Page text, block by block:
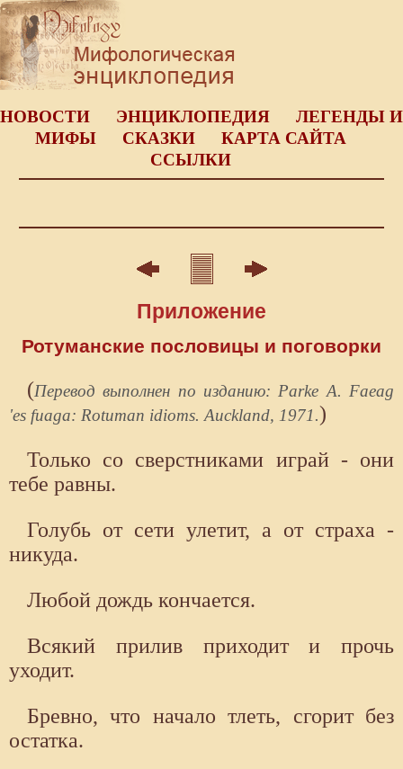
НОВОСТИ ЭНЦИКЛОПЕДИЯ
ЛЕГЕНДЫ И
МИФЫ
СКАЗКИ
КАРТА САЙТА
ССЫЛКИ
Приложение
Ротуманские пословицы и поговорки
(Перевод выполнен по изданию: Parke A. Faeag
'es fuaga: Rotuman idioms. Auckland, 1971.)
Только со сверстниками играй - они
тебе равны.
Голубь от сети улетит, а от страха -
никуда.
Любой дождь кончается.
Всякий прилив приходит и прочь
уходит.
Бревно, что начало тлеть, сгорит без
остатка.